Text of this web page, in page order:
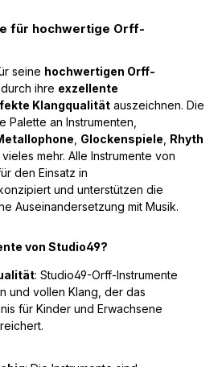
für hochwertige Orff-
seine hochwertigen Orff-
durch ihre exzellente
Klangqualität auszeichnen. Die
an Instrumenten,
Glockenspiele Rhyth
mehr. Alle Instrumente von
den Einsatz in
und unterstützen die
Auseinandersetzung mit Musik.
von Studio49?
: Studio49-Orff-Instrumente
und vollen Klang, der das
für Kinder und Erwachsene